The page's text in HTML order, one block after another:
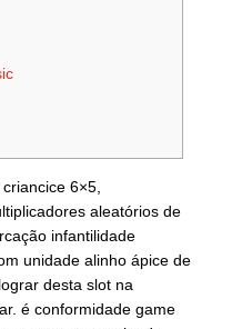
6×5,
aleatórios de
infantilidade
unidade alinho ápice de
desta slot na
é conformidade game